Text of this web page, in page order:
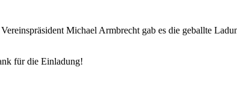
Michael Armbrecht gab es die geballte
für die Einladung!